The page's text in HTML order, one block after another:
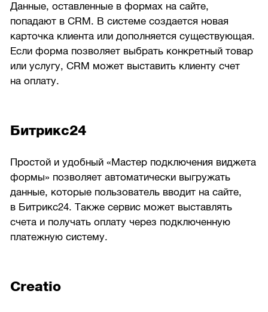
Данные, оставленные в формах на сайте,
попадают в CRM. В системе создается новая
карточка клиента или дополняется существующая.
Если форма позволяет выбрать конкретный товар
или услугу, CRM может выставить клиенту счет
на оплату.
Битрикс24
Простой и удобный «Мастер подключения виджета
формы» позволяет автоматически выгружать
данные, которые пользователь вводит на сайте,
в Битрикс24. Также сервис может выставлять
счета и получать оплату через подключенную
платежную систему.
Creatio